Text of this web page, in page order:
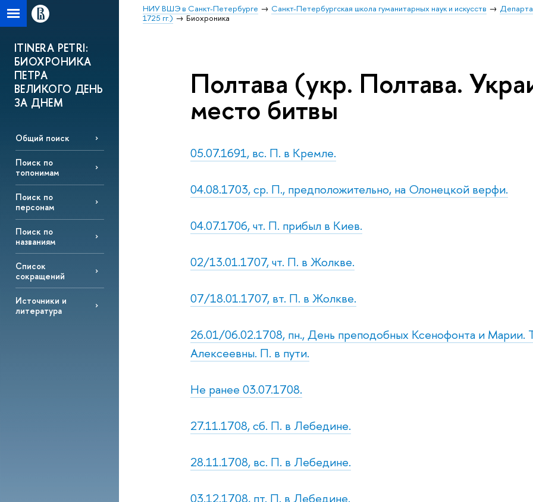
НИУ ВШЭ в Санкт-Петербурге Санкт-Петербургская школа гуманитарных наук и искусств
1725 гг.)
Биохроника
ITINERA PETRI:
БИОХРОНИКА
ПЕТРА
ВЕЛИКОГО ДЕНЬ
ЗА ДНЕМ
Общий поиск
Поиск по
топонимам
Поиск по
персонам
Поиск по
названиям
Список
сокращений
Источники и
литература
Полтава (укр. Полтава.
место битвы
05.07.1691, вс. П. в Кремле.
04.08.1703, ср. П., предположительно, на Олонецкой верфи.
04.07.1706, чт. П. прибыл в Киев.
02/13.01.1707, чт. П. в Жолкве.
07/18.01.1707, вт. П. в Жолкве.
26.01/06.02.1708, пн., День преподобных Ксенофонта и Марии.
Алексеевны. П. в пути.
Не ранее 03.07.1708.
27.11.1708, сб. П. в Лебедине.
28.11.1708, вс. П. в Лебедине.
03.12.1708, пт. П. в Лебедине.